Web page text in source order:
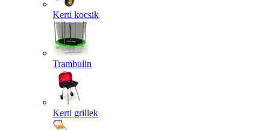
Kerti kocsik
Trambulin
Kerti grillek